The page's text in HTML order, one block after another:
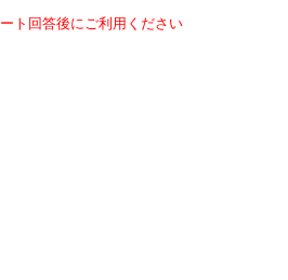
ト回答後にご利用ください